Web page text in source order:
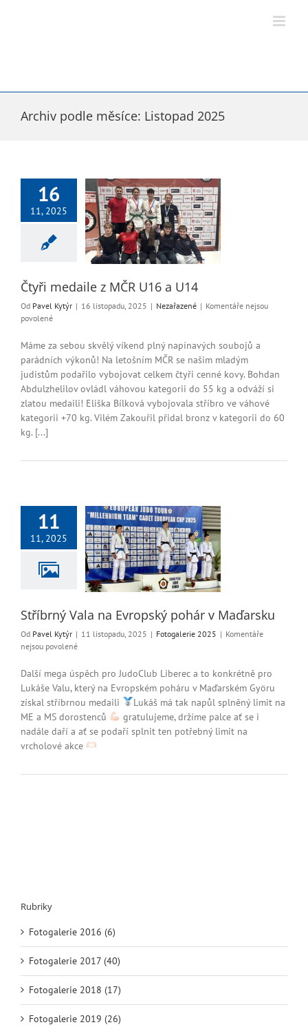
Archiv podle měsíce: Listopad 2025
16
11, 2025
z MČR U16 a
Čtyři medaile z MČR U16 a U14
Od Pavel Kytýr | 16 listopadu, 2025 | Nezařazené | Komentáře nejsou
povolenéu
s
názvem
medaile
z
MČR
U16
Máme za sebou skvělý víkend plný napínavých soubojů a
parádních výkonů! Na letošním MČR se našim mladým
judistům podařilo vybojovat celkem čtyři cenné kovy. Bohdan
Abdulzhelilov ovládl váhovou kategorii do 55 kg a odváží si
zlatou medaili! Eliška Bílková vybojovala stříbro ve váhové
kategorii +70 kg. Vilém Zakouřil přidal bronz v kategorii do 60
kg. [...]
11
11, 2025
na Evropský
v Maďarsku
2025
Stříbrný Vala na Evropský pohár v Maďarsku
Od Pavel Kytýr | 11 listopadu, 2025 | Fotogalerie 2025 | Komentáře
nejsou povolenéu
s
názvem
Stříbrný
Vala
na
Evropský
pohár
Další mega úspěch pro JudoClub Liberec a to konkrétně pro
Lukáše Valu, který na Evropském poháru v Maďarském Györu
získal stříbrnou medaili
Lukáš má tak napůl splněný limit na
ME a MS dorostenců
gratulujeme, držíme palce ať se i
nadále daří a ať se podaří splnit ten potřebný limit na
vrcholové akce
Rubriky
Fotogalerie 2016 (6)
Fotogalerie 2017 (40)
Fotogalerie 2018 (17)
Fotogalerie 2019 (26)